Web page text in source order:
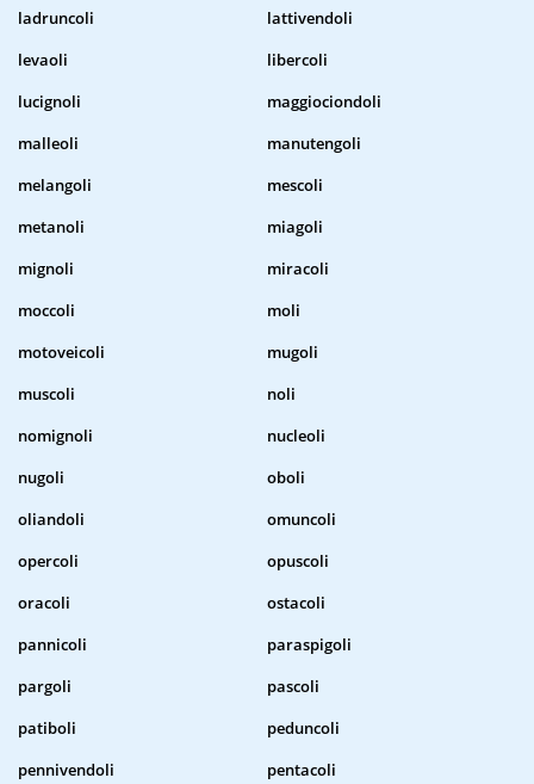
ladruncoli
lattivendoli
levaoli
libercoli
lucignoli
maggiociondoli
malleoli
manutengoli
melangoli
mescoli
metanoli
miagoli
mignoli
miracoli
moccoli
moli
motoveicoli
mugoli
muscoli
noli
nomignoli
nucleoli
nugoli
oboli
oliandoli
omuncoli
opercoli
opuscoli
oracoli
ostacoli
pannicoli
paraspigoli
pargoli
pascoli
patiboli
peduncoli
pennivendoli
pentacoli